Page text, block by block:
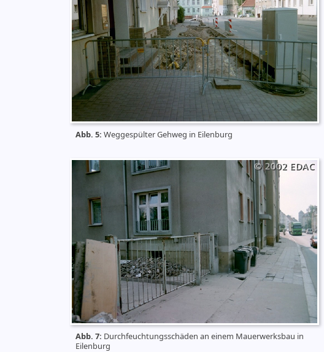
Abb. 5: Weggespülter Gehweg in Eilenburg
Abb. 7: Durchfeuchtungsschäden an einem Mauerwerksbau in
Eilenburg